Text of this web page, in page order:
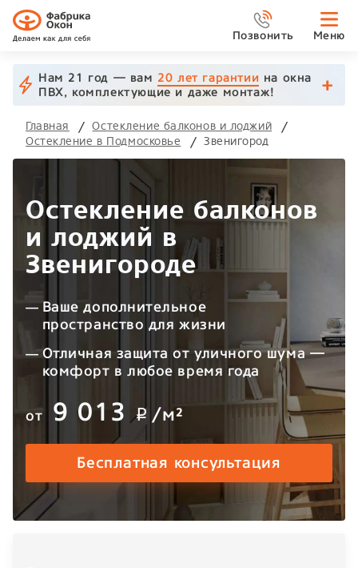
Позвонить Меню
Нам 21 год — вам 20 лет гарантии на окна
ПВХ, комплектующие и даже монтаж!
Главная
Остекление балконов и лоджий
Остекление в Подмосковье
Звенигород
Остекление балконов
и лоджий в
Звенигороде
Ваше дополнительное
пространство для жизни
Отличная защита от уличного шума —
комфорт в любое время года
от 9 013p /м²
Бесплатная консультация